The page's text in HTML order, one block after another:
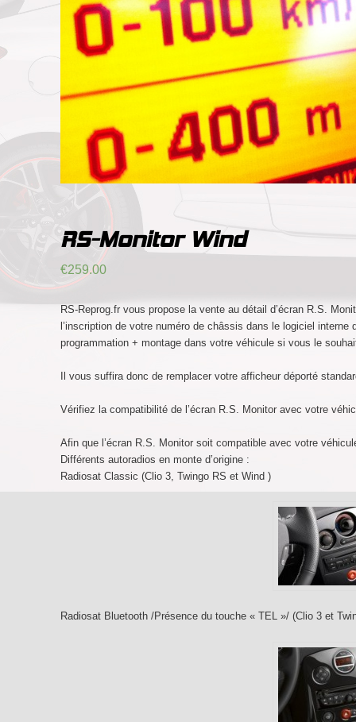
RS-Monitor Wind
€259.00
RS-Reprog.fr vous propose la vente au détail d’écran R.S.
l’inscription de votre numéro de châssis dans le logiciel
programmation + montage dans votre véhicule si vous le
Il vous suffira donc de remplacer votre afficheur déporté
Vérifiez la compatibilité de l’écran R.S. Monitor avec votre
Afin que l’écran R.S. Monitor soit compatible avec votre
Différents autoradios en monte d’origine :
Radiosat Classic (Clio 3, Twingo RS et Wind )
Radiosat Bluetooth /Présence du touche « TEL »/ (Clio 3 et